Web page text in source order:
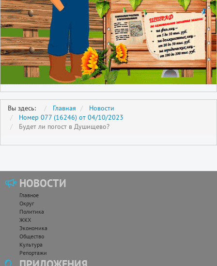
Вы здесь: Главная
Новости
Номер 077 (16246) от 04/10/2023
Будет ли погост в Душищево?
НОВОСТИ
Главное
Округ
Политика
ЖКХ
Экономика
Общество
Культура
Репортажи